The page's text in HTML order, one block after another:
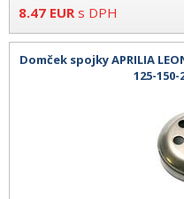
8.47 EUR s DPH
Domček spojky APRILIA
125-150-